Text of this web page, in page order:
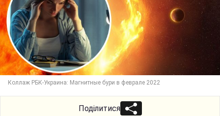
Коллаж РБК-Украина: Магнитные бури в феврале 2022
Поділитися